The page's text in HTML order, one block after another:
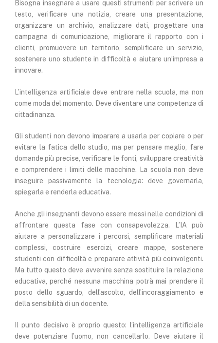
Bisogna insegnare a usare questi strumenti per scrivere un
testo, verificare una notizia, creare una presentazione,
organizzare un archivio, analizzare dati, progettare una
campagna di comunicazione, migliorare il rapporto con i
clienti, promuovere un territorio, semplificare un servizio,
sostenere uno studente in difficoltà e aiutare un’impresa a
innovare.
L’intelligenza artificiale deve entrare nella scuola, ma non
come moda del momento. Deve diventare una competenza di
cittadinanza.
Gli studenti non devono imparare a usarla per copiare o per
evitare la fatica dello studio, ma per pensare meglio, fare
domande più precise, verificare le fonti, sviluppare creatività
e comprendere i limiti delle macchine. La scuola non deve
inseguire passivamente la tecnologia: deve governarla,
spiegarla e renderla educativa.
Anche gli insegnanti devono essere messi nelle condizioni di
affrontare questa fase con consapevolezza. L’IA può
aiutare a personalizzare i percorsi, semplificare materiali
complessi, costruire esercizi, creare mappe, sostenere
studenti con difficoltà e preparare attività più coinvolgenti.
Ma tutto questo deve avvenire senza sostituire la relazione
educativa, perché nessuna macchina potrà mai prendere il
posto dello sguardo, dell’ascolto, dell’incoraggiamento e
della sensibilità di un docente.
Il punto decisivo è proprio questo: l’intelligenza artificiale
deve potenziare l’uomo, non cancellarlo. Deve aiutare il